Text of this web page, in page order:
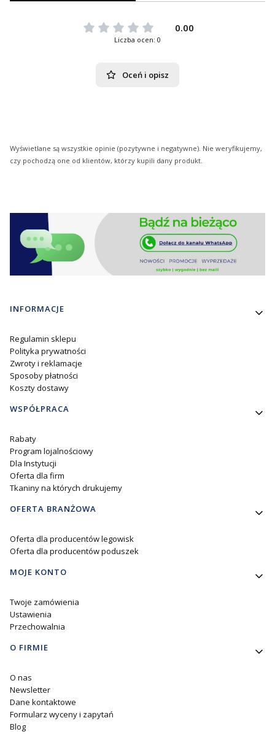
0.00
Liczba ocen: 0
Oceń i opisz
Wyświetlane są wszystkie opinie (pozytywne i negatywne). Nie weryfikujemy,
czy pochodzą one od klientów, którzy kupili dany produkt.
Linki w stopce
INFORMACJE
Regulamin sklepu
Polityka prywatności
Zwroty i reklamacje
Sposoby płatności
Koszty dostawy
WSPÓŁPRACA
Rabaty
Program lojalnościowy
Dla Instytucji
Oferta dla firm
Tkaniny na których drukujemy
OFERTA BRANŻOWA
Oferta dla producentów legowisk
Oferta dla producentów poduszek
MOJE KONTO
Twoje zamówienia
Ustawienia
Przechowalnia
O FIRMIE
O nas
Newsletter
Dane kontaktowe
Formularz wyceny i zapytań
Blog